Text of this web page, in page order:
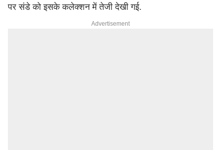
पर संडे को इसके कलेक्शन में तेजी देखी गई.
Advertisement